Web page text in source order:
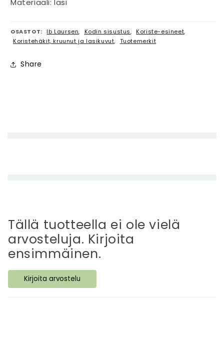
Materiaali: lasi
OSASTOT: Ib Laursen, Kodin sisustus, Koriste-esineet,
Koristehäkit, kruunut ja lasikuvut, Tuotemerkit
Share
t
ä
v
ä
s
i
Tällä tuotteella ei ole vielä
arvosteluja. Kirjoita
ensimmäinen.
Kirjoita arvostelu